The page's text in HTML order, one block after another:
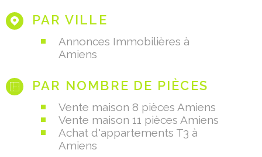
PAR VILLE
Annonces Immobilières à
PAR NOMBRE DE PIÈCES
Vente maison 8 pièces Amiens
Vente maison 11 pièces Amiens
Achat d'appartements T3 à